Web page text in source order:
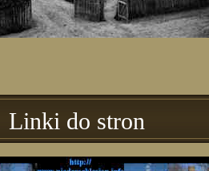
Linki do stron